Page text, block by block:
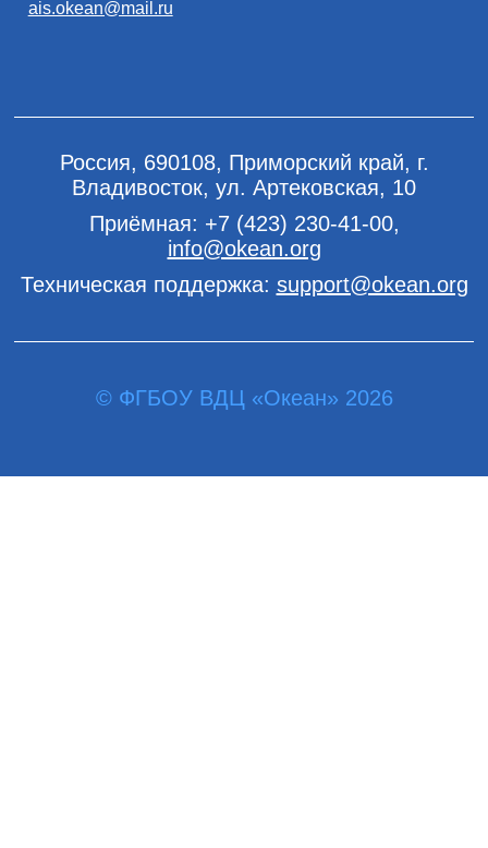
ais.okean@mail.ru
Россия, 690108, Приморский край, г.
Владивосток, ул. Артековская, 10
Приёмная: +7 (423) 230-41-00,
info@okean.org
Техническая поддержка: support@okean.org
© ФГБОУ ВДЦ «Океан» 2026